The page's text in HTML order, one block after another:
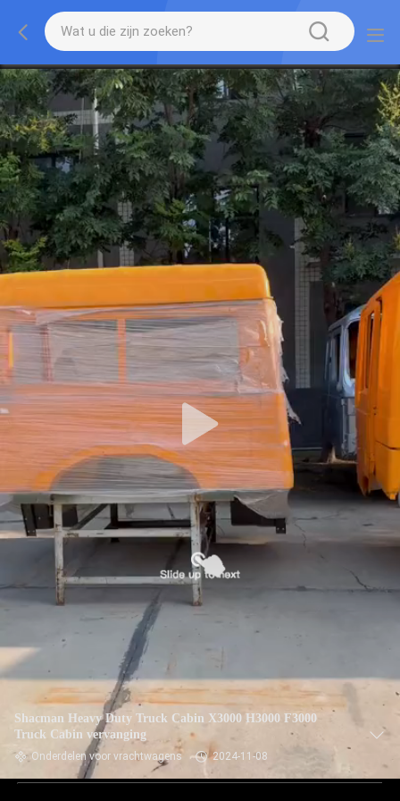
Shacman Heavy Duty Truck Cabin X3000 H3000 F3000
Truck Cabin vervanging
Onderdelen voor vrachtwagens 2024-11-08